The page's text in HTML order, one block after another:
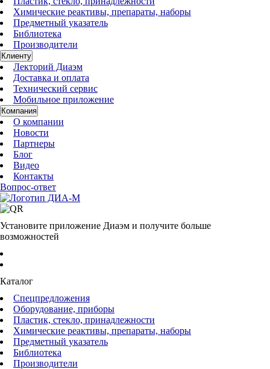
Химические реактивы, препараты, наборы
Предметный указатель
Библиотека
Производители
Клиенту
Лекторий Диаэм
Доставка и оплата
Технический сервис
Мобильное приложение
Компания
О компании
Новости
Партнеры
Блог
Видео
Контакты
Вопрос-ответ
Установите приложение Диаэм и получите больше
возможностей
Каталог
Спецпредложения
Оборудование, приборы
Пластик, стекло, принадлежности
Химические реактивы, препараты, наборы
Предметный указатель
Библиотека
Производители